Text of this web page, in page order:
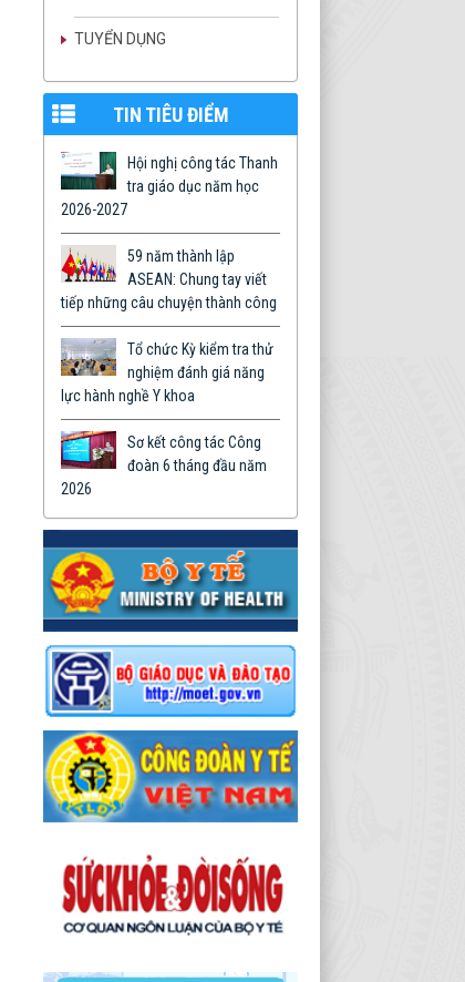
TUYỂN DỤNG
TIN TIÊU ĐIỂM
Hội nghị công tác Thanh
tra giáo dục năm học
2026-2027
59 năm thành lập
ASEAN: Chung tay viết
tiếp những câu chuyện thành công
Tổ chức Kỳ kiểm tra thử
nghiệm đánh giá năng
lực hành nghề Y khoa
Sơ kết công tác Công
đoàn 6 tháng đầu năm
2026